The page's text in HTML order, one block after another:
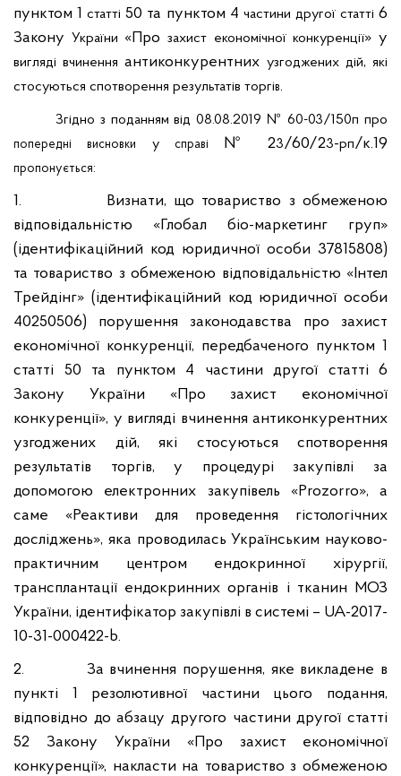
пунктом 1статті 50 та пунктом 4 частини другої статті 6
Закону
України «Прозахист економічної конкуренції» у
вигляді вчинення антиконкурентних узгоджених дій,які
стосуються спотворення результатів торгів.
Згідно з поданням від 08.08.2019 № 60-03/150п про
попередні висновки у справі № 23/60/23-рп/к.19
пропонується:
1.
Визнати, що товариство з обмеженою
відповідальністю «Глобал біо-маркетинг груп»
(ідентифікаційний код юридичної особи 37815808)
та товариство з обмеженою відповідальністю «Інтел
Трейдінг» (ідентифікаційний код юридичної особи
40250506) порушення законодавства про захист
економічної конкуренції, передбаченого пунктом 1
статті 50 та пунктом 4 частини другої статті 6
Закону України «Про захист економічної
конкуренції», у вигляді вчинення антиконкурентних
узгоджених дій, які стосуються спотворення
результатів торгів, у процедурі закупівлі за
допомогою електронних закупівель «Prozorro», а
саме «Реактиви для проведення гістологічних
досліджень», яка проводилась Українським науково-
практичним центром ендокринної хірургії,
трансплантації ендокринних органів і тканин МОЗ
України, ідентифікатор закупівлі в системі – UA-2017-
10-31-000422-b.
2.
За вчинення порушення, яке викладене в
пункті 1 резолютивної частини цього подання,
відповідно до абзацу другого частини другої статті
52 Закону України «Прозахист економічної
конкуренції», накласти на товариство з обмеженою